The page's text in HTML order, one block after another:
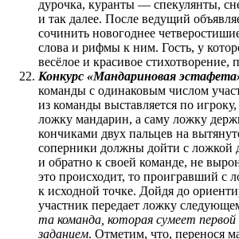
дурочка, куранты — спекулянты,
и так далее. После ведущий
сочинить новогоднее
слова и рифмы к ним. Гость, у
весёлое и красивое стихотворение,
Конкурс «Мандариновая
команды с одинаковым числом
из команды выставляется по
ложку мандарин, а саму ложку
кончиками двух пальцев на
соперники должны дойти с ложкой
и обратно к своей команде, не
это происходит, то проигравший с
к исходной точке. Дойдя до
участник передает ложку
та команда, которая сумеет первой
заданием. Отметим, что, перенося